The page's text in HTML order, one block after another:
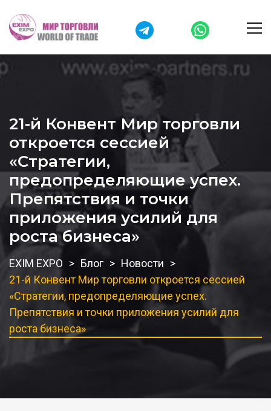
21-й Конвент Мир торговли
откроется сессией
«Стратегии,
предопределяющие успех.
Препятствия и точки
приложения усилий для
роста бизнеса»
EXIM EXPO Блог
Новости
21-й Конвент Мир торговли откроется сессией
«Стратегии, предопределяющие успех.
Препятствия и точки приложения усилий для
роста бизнеса»